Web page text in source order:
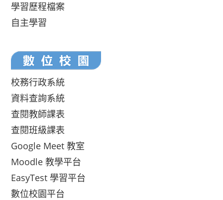
學習歷程檔案
自主學習
校務行政系統
資料查詢系統
查閱教師課表
查閱班級課表
Google Meet 教室
Moodle 教學平台
EasyTest 學習平台
數位校園平台